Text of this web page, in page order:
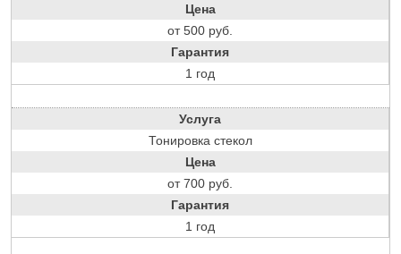
Цена
от 500 руб.
Гарантия
1 год
Услуга
Тонировка стекол
Цена
от 700 руб.
Гарантия
1 год